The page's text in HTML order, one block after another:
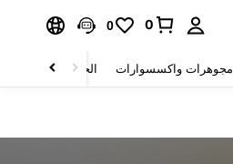
0
0
مجوهرات واكسسوارات الحقائب والأمتعة